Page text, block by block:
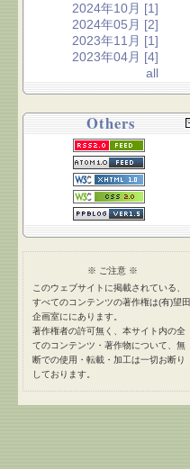
2024年10月 [1]
2024年05月 [2]
2023年11月 [1]
2023年04月 [4]
all
Others
※ ご注意 ※
このウェブサイトに掲載されている、
すべてのコンテンツの著作権は(有)望田
企画室ににあります。
著作権者の許可無く、本サイト内の全
てのコンテンツ・著作物について、無
断での使用・転載・加工は一切お断り
しております。